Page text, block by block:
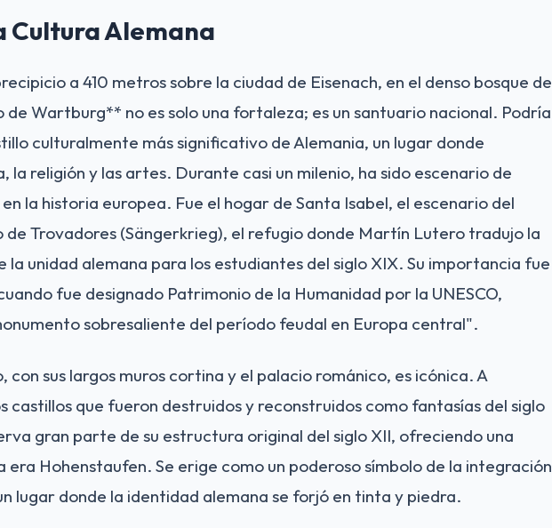
Cultura Alemana
a 410 metros sobre la ciudad de Eisenach, en el denso bosque de
de Wartburg** no es solo una fortaleza; es un santuario nacional. Podría
culturalmente más significativo de Alemania, un lugar donde
la religión y las artes. Durante casi un milenio, ha sido escenario de
la historia europea. Fue el hogar de Santa Isabel, el escenario del
de Trovadores (Sängerkrieg), el refugio donde Martín Lutero tradujo la
la unidad alemana para los estudiantes del siglo XIX. Su importancia fue
fue designado Patrimonio de la Humanidad por la UNESCO,
sobresaliente del período feudal en Europa central".
con sus largos muros cortina y el palacio románico, es icónica. A
castillos que fueron destruidos y reconstruidos como fantasías del siglo
gran parte de su estructura original del siglo XII, ofreciendo una
era Hohenstaufen. Se erige como un poderoso símbolo de la integración
lugar donde la identidad alemana se forjó en tinta y piedra.